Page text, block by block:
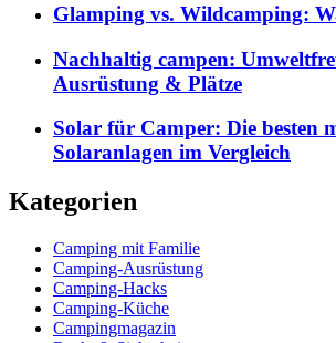
Glamping vs. Wildcamping:
Nachhaltig campen:
Ausrüstung & Plätze
Solar für Camper: Die besten
Solaranlagen im Vergleich
Kategorien
Camping mit Familie
Camping-Ausrüstung
Camping-Hacks
Camping-Küche
Campingmagazin